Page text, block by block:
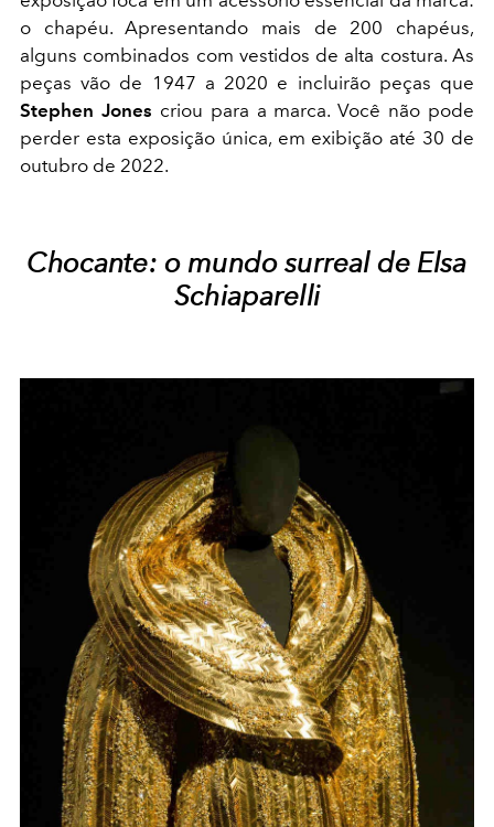
o chapéu. Apresentando mais de 200 chapéus,
alguns combinados com vestidos de alta costura. As
peças vão de 1947 a 2020 e incluirão peças que
Stephen Jones criou para a marca. Você não pode
perder esta exposição única, em exibição até 30 de
outubro de 2022.
Chocante: o mundo surreal de Elsa
Schiaparelli